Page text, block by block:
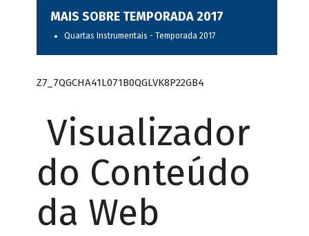
MAIS SOBRE TEMPORADA 2017
Quartas Instrumentais - Temporada 2017
Z7_7QGCHA41L071B0QGLVK8P22GB4
Visualizador
do Conteúdo
da Web